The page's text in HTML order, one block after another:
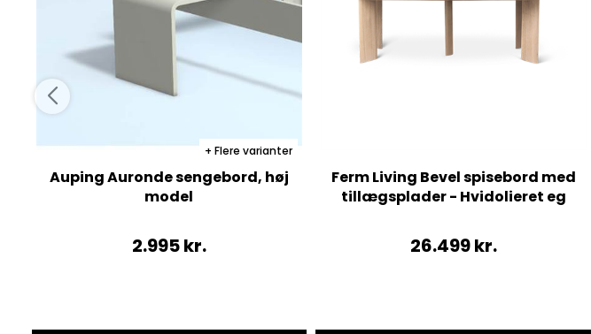
Flere varianter
Auping Auronde sengebord, høj
model
2.995kr.
Ferm Living Bevel spisebord med
tillægsplader - Hvidolieret eg
26.499kr.